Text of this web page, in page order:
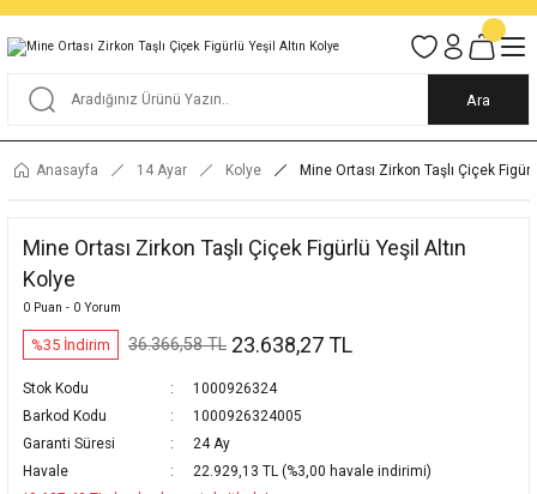
Tüm Alışverişlerde KARGO BEDAVA
Garantili Ve Sigortalı Kargo
Ankara İçi Elden Teslimat İmkanı
24/7 Müşteri Destek Hizmeti
Ara
Anasayfa 14 Ayar Kolye Mine Ortası Zirkon Taşlı Çiçek
Mine Ortası Zirkon Taşlı Çiçek Figürlü Yeşil Altın
Kolye
0 Puan - 0 Yorum
%35 İndirim 36.366,58 TL 23.638,27 TL
Stok Kodu
1000926324
Barkod Kodu
1000926324005
Garanti Süresi
24 Ay
Havale
22.929,13 TL (%3,00 havale indirimi)